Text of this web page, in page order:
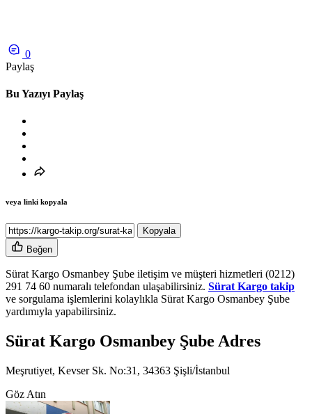
0
Paylaş
Bu Yazıyı Paylaş
veya linki kopyala
Kopyala
Beğen
Sürat Kargo Osmanbey Şube iletişim ve müşteri hizmetleri (0212)
291 74 60 numaralı telefondan ulaşabilirsiniz. Sürat Kargo takip
ve sorgulama işlemlerini kolaylıkla Sürat Kargo Osmanbey Şube
yardımıyla yapabilirsiniz.
Sürat Kargo Osmanbey Şube Adres
Meşrutiyet, Kevser Sk. No:31, 34363 Şişli/İstanbul
Göz Atın